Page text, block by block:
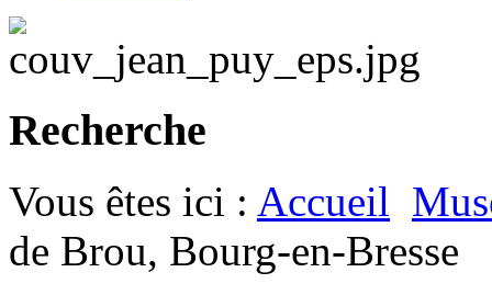
Recherche
Vous êtes ici : Accueil
de Brou, Bourg-en-Bresse